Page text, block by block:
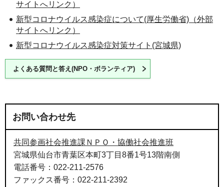
サイトへリンク）
新型コロナウイルス感染症について(厚生労働省)（外部
サイトへリンク）
新型コロナウイルス感染症対策サイト(宮城県)
よくある質問と答え(NPO・ボランティア)
お問い合わせ先
共同参画社会推進課ＮＰＯ・協働社会推進班
宮城県仙台市青葉区本町3丁目8番1号13階南側
電話番号：022-211-2576
ファックス番号：022-211-2392